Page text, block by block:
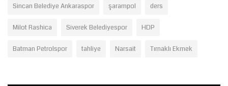
Sincan Belediye Ankaraspor şarampol ders
Milot Rashica Siverek Belediyespor HDP
Batman Petrolspor tahliye Narsait Tırnaklı Ekmek